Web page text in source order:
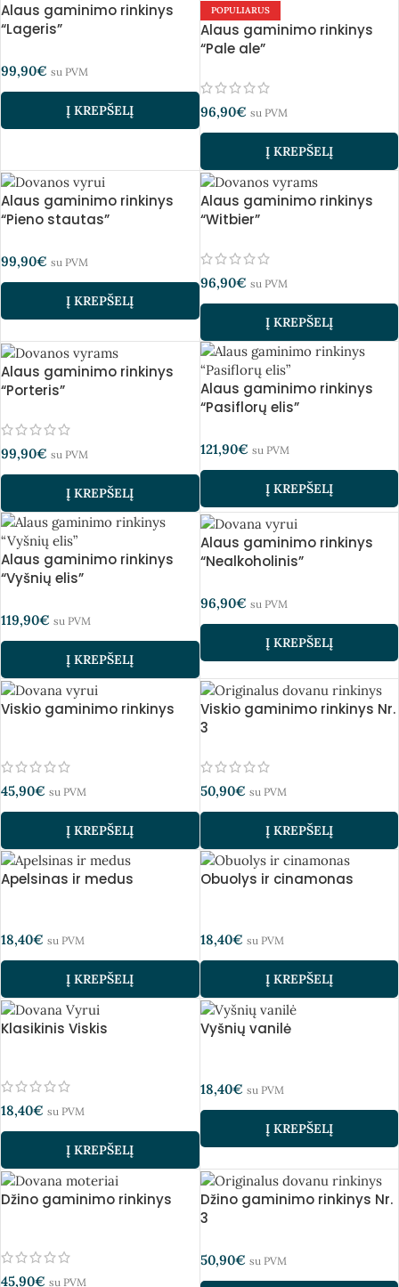
Alaus gaminimo rinkinys
“Lageris”
99,90€ su PVM
Į KREPŠELĮ
POPULIARUS
Alaus gaminimo rinkinys
“Pale ale”
96,90€ su PVM
Į KREPŠELĮ
Alaus gaminimo rinkinys
“Pieno stautas”
99,90€ su PVM
Į KREPŠELĮ
Alaus gaminimo rinkinys
“Witbier”
96,90€ su PVM
Į KREPŠELĮ
Alaus gaminimo rinkinys
“Porteris”
99,90€ su PVM
Į KREPŠELĮ
Alaus gaminimo rinkinys
“Pasiflorų elis”
121,90€ su PVM
Į KREPŠELĮ
Alaus gaminimo rinkinys
“Vyšnių elis”
119,90€ su PVM
Į KREPŠELĮ
Alaus gaminimo rinkinys
“Nealkoholinis”
96,90€ su PVM
Į KREPŠELĮ
Viskio gaminimo rinkinys
45,90€ su PVM
Į KREPŠELĮ
Viskio gaminimo rinkinys Nr.
3
50,90€ su PVM
Į KREPŠELĮ
Apelsinas ir medus
18,40€ su PVM
Į KREPŠELĮ
Obuolys ir cinamonas
18,40€ su PVM
Į KREPŠELĮ
Klasikinis Viskis
18,40€ su PVM
Į KREPŠELĮ
Vyšnių vanilė
18,40€ su PVM
Į KREPŠELĮ
Džino gaminimo rinkinys
45,90€ su PVM
Džino gaminimo rinkinys Nr.
3
50,90€ su PVM